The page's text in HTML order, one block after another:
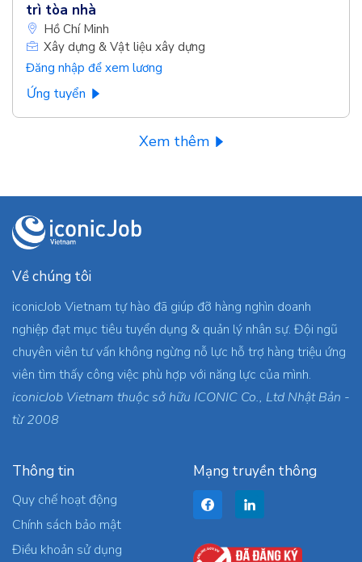
trì tòa nhà
Hồ Chí Minh
Xây dựng & Vật liệu xây dựng
Đăng nhập để xem lương
Ứng tuyển
Xem thêm
Về chúng tôi
iconicJob Vietnam tự hào đã giúp đỡ hàng nghìn doanh
nghiệp đạt mục tiêu tuyển dụng & quản lý nhân sự. Đội ngũ
chuyên viên tư vấn không ngừng nỗ lực hỗ trợ hàng triệu ứng
viên tìm thấy công việc phù hợp với năng lực của mình.
iconicJob Vietnam thuộc sở hữu ICONIC Co., Ltd Nhật Bản -
từ 2008
Thông tin
Quy chế hoạt động
Chính sách bảo mật
Điều khoản sử dụng
Mạng truyền thông